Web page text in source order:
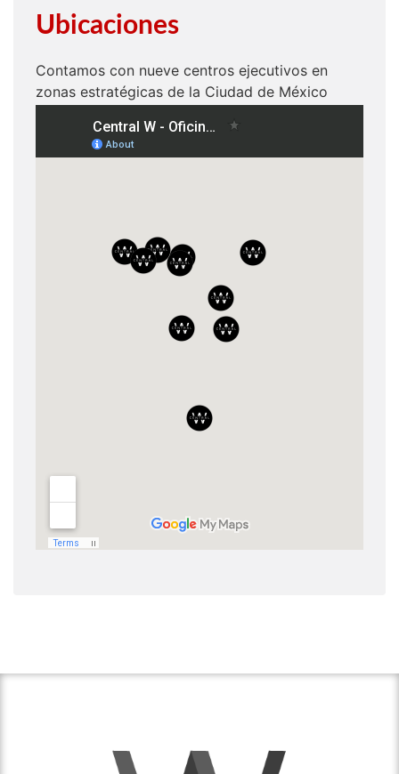
Ubicaciones
Contamos con nueve centros ejecutivos en
zonas estratégicas de la Ciudad de México